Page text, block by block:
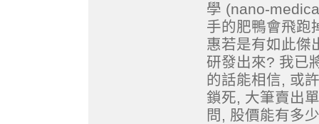
學 (nano-
手的肥鴨會飛跑
惠若是有如此傑
研發出來? 我已
的話能相信, 或
鎖死, 大筆賣出
問, 股價能有多